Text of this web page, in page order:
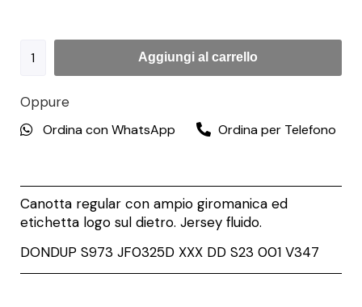
Aggiungi al carrello
Oppure
Ordina con WhatsApp Ordina per Telefono
Canotta regular con ampio giromanica ed
etichetta logo sul dietro. Jersey fluido.
DONDUP S973 JF0325D XXX DD S23 001 V347